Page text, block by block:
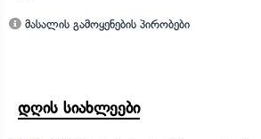
მასალის გამოყენების პირობები
დღის სიახლეები